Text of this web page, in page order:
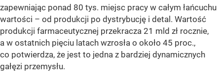
zapewniając ponad 80 tys. miejsc pracy w całym łańcuchu
wartości – od produkcji po dystrybucję i detal. Wartość
produkcji farmaceutycznej przekracza 21 mld zł rocznie,
a w ostatnich pięciu latach wzrosła o około 45 proc.,
co potwierdza, że jest to jedna z bardziej dynamicznych
gałęzi przemysłu.